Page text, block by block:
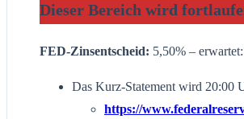
Dieser Bereich wird
FED-Zinsentscheid: 5,50% –
Das Kurz-Statement wird 20:00
https://